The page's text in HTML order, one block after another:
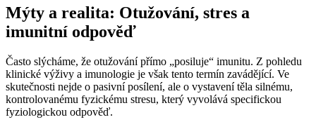
Mýty a realita: Otužování, stres a
imunitní odpověď
Často slýcháme, že otužování přímo „posiluje“ imunitu. Z pohledu
klinické výživy a imunologie je však tento termín zavádějící. Ve
skutečnosti nejde o pasivní posílení, ale o vystavení těla silnému,
kontrolovanému fyzickému stresu, který vyvolává specifickou
fyziologickou odpověď.